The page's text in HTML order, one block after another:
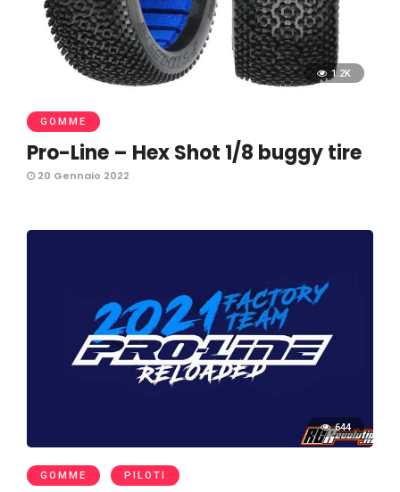
1.2K
GOMME
Pro-Line – Hex Shot 1/8 buggy tire
20 Gennaio 2022
644
GOMME PILOTI